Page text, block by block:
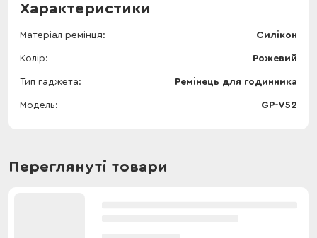
Характеристики
Матеріал ремінця Силікон
Колір Рожевий
Тип гаджета Ремінець для годинника
Модель GP-V52
Переглянуті товари